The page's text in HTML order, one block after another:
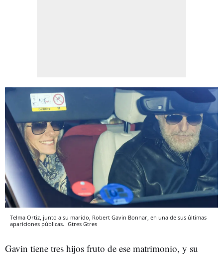
Telma Ortiz, junto a su marido, Robert Gavin Bonnar, en una de sus últimas
apariciones públicas. Gtres Gtres
Gavin tiene tres hijos fruto de ese matrimonio, y su